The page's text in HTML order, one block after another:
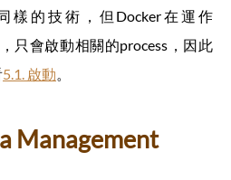
樣的技術，但Docker在運作
只會啟動相關的process，因此
5.1. 啟動。
Management